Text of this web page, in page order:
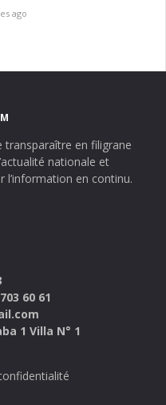
ago
en filigrane
nationale et
l’information en continu.
60 61
1 Villa N° 1